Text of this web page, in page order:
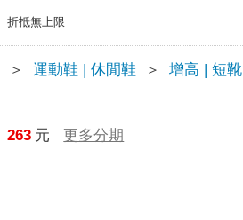
折抵無上限
＞ 運動鞋 | 休閒鞋 ＞ 增高 | 短靴
263 元 更多分期